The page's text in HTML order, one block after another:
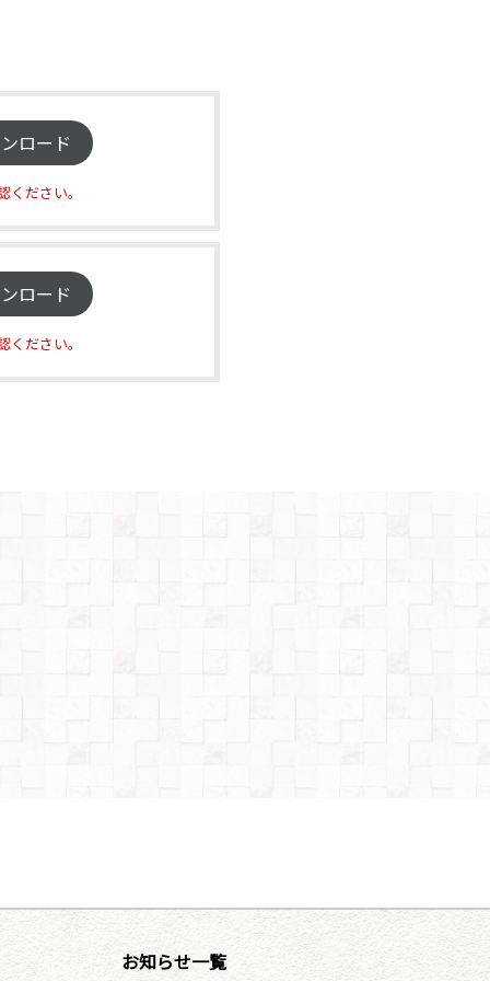
ロード
ださい。
ロード
ださい。
お知らせ一覧